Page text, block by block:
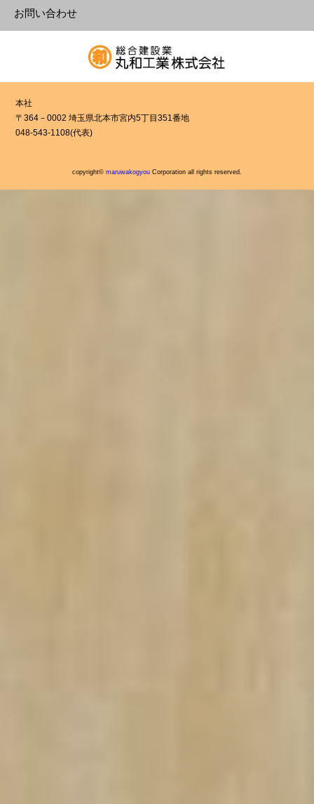
お問い合わせ
本社
〒364－0002 埼玉県北本市宮内5丁目351番地
048-543-1108(代表)
copyright© maruwakogyou Corporation all rights reserved.